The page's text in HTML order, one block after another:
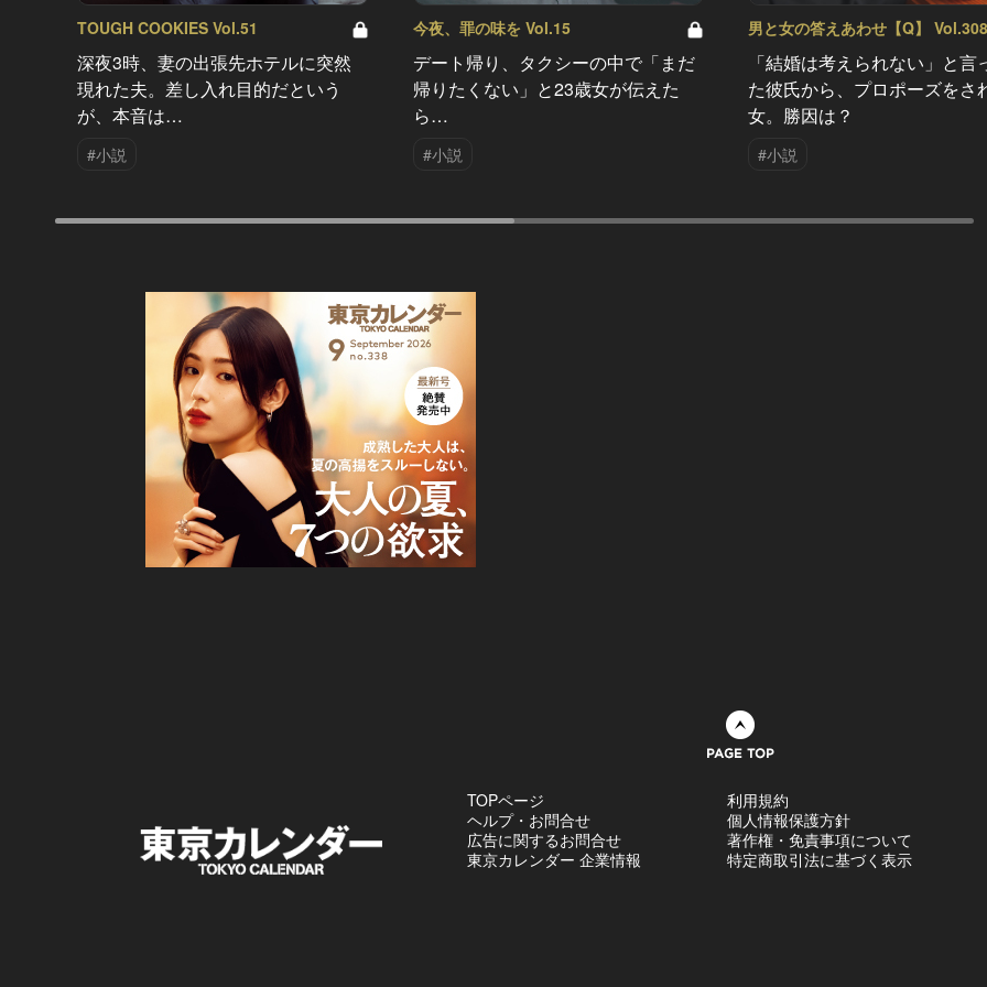
TOUGH COOKIES Vol.51
深夜3時、妻の出張先ホテルに突然
現れた夫。差し入れ目的だという
が、本音は…
#小説
今夜、罪の味を Vol.15
デート帰り、タクシーの中で「まだ
帰りたくない」と23歳女が伝えた
ら…
#小説
男と女の答えあわせ【Q】 Vol.308
「結婚は考えられない」と言
た彼氏から、プロポーズをさ
女。勝因は？
#小説
TOPページ
ヘルプ・お問合せ
広告に関するお問合せ
東京カレンダー 企業情報
利用規約
個人情報保護方針
著作権・免責事項について
特定商取引法に基づく表示